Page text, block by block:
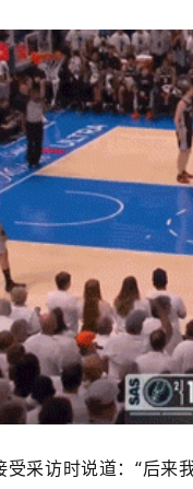
采访时说道：“后来